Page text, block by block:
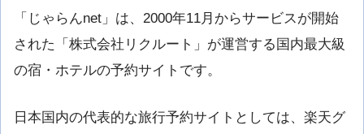
「じゃらんnet」は、2000年11月からサービスが開始
された「株式会社リクルート」が運営する国内最大級
の宿・ホテルの予約サイトです。
日本国内の代表的な旅行予約サイトとしては、楽天グ